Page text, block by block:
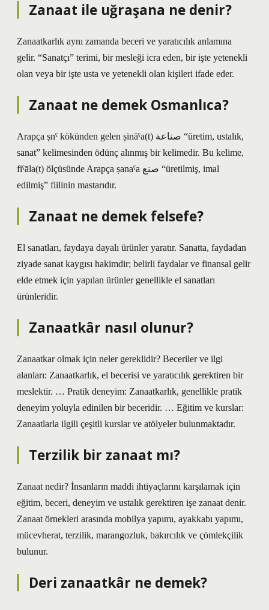
Zanaat ile uğraşana ne denir?
Zanaatkarlık aynı zamanda beceri ve yaratıcılık anlamına
gelir. “Sanatçı” terimi, bir mesleği icra eden, bir işte yetenekli
olan veya bir işte usta ve yetenekli olan kişileri ifade eder.
Zanaat ne demek Osmanlıca?
Arapça ṣnˁ kökünden gelen ṣināˁa(t) صناعة “üretim, ustalık,
sanat” kelimesinden ödünç alınmış bir kelimedir. Bu kelime,
fiˁāla(t) ölçüsünde Arapça ṣanaˁa صنع “üretilmiş, imal
edilmiş” fiilinin mastarıdır.
Zanaat ne demek felsefe?
El sanatları, faydaya dayalı ürünler yaratır. Sanatta, faydadan
ziyade sanat kaygısı hakimdir; belirli faydalar ve finansal gelir
elde etmek için yapılan ürünler genellikle el sanatları
ürünleridir.
Zanaatkâr nasıl olunur?
Zanaatkar olmak için neler gereklidir? Beceriler ve ilgi
alanları: Zanaatkarlık, el becerisi ve yaratıcılık gerektiren bir
meslektir. … Pratik deneyim: Zanaatkarlık, genellikle pratik
deneyim yoluyla edinilen bir beceridir. … Eğitim ve kurslar:
Zanaatlarla ilgili çeşitli kurslar ve atölyeler bulunmaktadır.
Terzilik bir zanaat mı?
Zanaat nedir? İnsanların maddi ihtiyaçlarını karşılamak için
eğitim, beceri, deneyim ve ustalık gerektiren işe zanaat denir.
Zanaat örnekleri arasında mobilya yapımı, ayakkabı yapımı,
mücevherat, terzilik, marangozluk, bakırcılık ve çömlekçilik
bulunur.
Deri zanaatkâr ne demek?